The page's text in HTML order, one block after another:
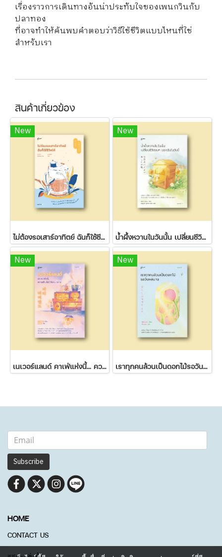
เรื่องราวการเดินทางอันน่าประทับใจของเพนกวินกับ
ปลาทอง
ที่อาจทำให้ค้นพบคำตอบว่าวิธีใช้ชีวิตแบบไหนที่ใช่
สำหรับเรา
สินค้าเกี่ยวข้อง
New
ไม่ต้องรอเสาร์อาทิตย์ ฉันก็ใช้ชีวิตได้
New
น้ำผึ้งหวานในวันนั้น เปลี่ยนชีวิตขมๆ ของฉันในวันนี้
New
เนเวอร์แลนด์ คาเฟ่แห่งนี้... ความฝันไม่มีวันหมดอายุ
New
เราทุกคนล้วนเป็นดอกไม้รอวันผลิบาน
Subscribe
HOME
CONTACT US